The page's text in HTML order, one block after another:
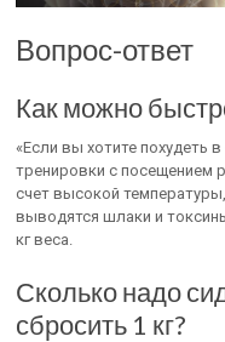
Вопрос-ответ
Как можно
«Если вы хотите похудеть
тренировки с посещением
счет высокой
выводятся шлаки и
кг веса.
Сколько надо
сбросить 1 кг?